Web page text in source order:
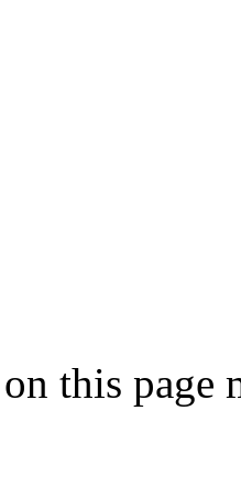
this page